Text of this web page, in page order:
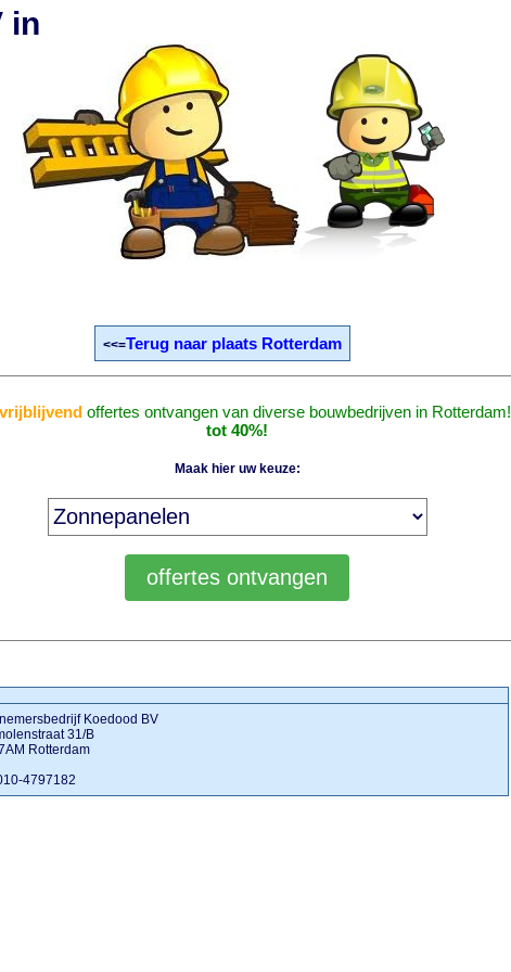
in
<<=Terug naar plaats Rotterdam
vrijblijvend offertes ontvangen van diverse bouwbedrijven in Rotterdam!
tot 40%!
Maak hier uw keuze:
Koedood BV
31/B
Rotterdam
4797182